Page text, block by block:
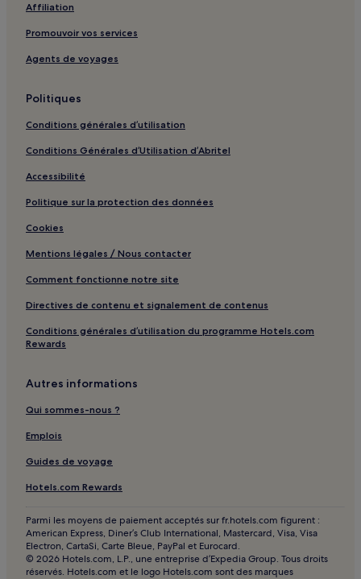
Vignoble du Prosecco di Conegliano - Valdobbiadene :
hôtels Hôtels avec Wi-Fi
Lac de Santa Croce : Appartement à louer
Affiliation
Promouvoir vos services
Agents de voyages
Politiques
Conditions générales d’utilisation
Conditions Générales d’Utilisation d’Abritel
Accessibilité
Politique sur la protection des données
Cookies
Mentions légales / Nous contacter
Comment fonctionne notre site
Directives de contenu et signalement de contenus
Conditions générales d’utilisation du programme Hotels.com
Rewards
Autres informations
Qui sommes-nous ?
Emplois
Guides de voyage
Hotels.com Rewards
Parmi les moyens de paiement acceptés sur fr.hotels.com figurent :
American Express, Diner’s Club International, Mastercard, Visa, Visa
Electron, CartaSi, Carte Bleue, PayPal et Eurocard.
© 2026 Hotels.com, L.P., une entreprise d’Expedia Group. Tous droits
réservés. Hotels.com et le logo Hotels.com sont des marques